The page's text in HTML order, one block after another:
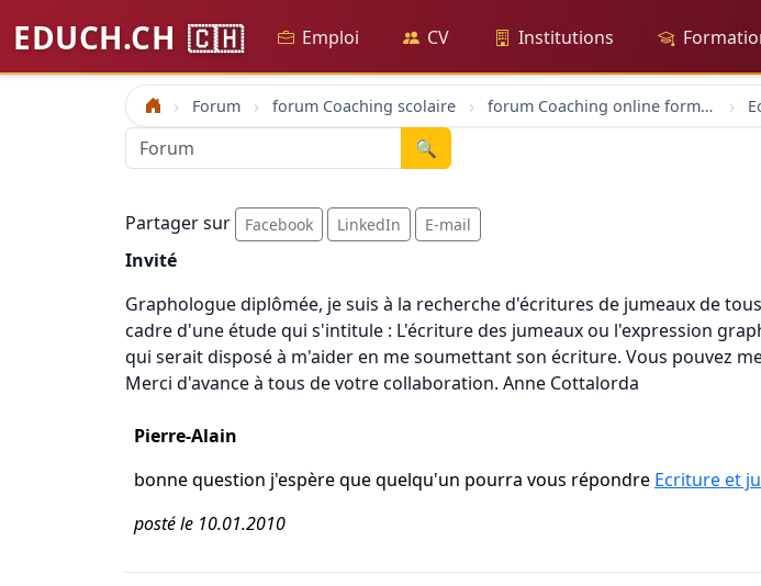
EDUCH.CH 🇨🇭 Emploi CV Institutions
Accueil Forum forum Coaching scolaire forum Coaching online formation professionelle emploi education
🔍
Partager sur Facebook LinkedIn E-mail
Invité
Graphologue diplômée, je suis à la recherche d'écritures de jumeaux de
cadre d'une étude qui s'intitule : L'écriture des jumeaux ou l'expression
qui serait disposé à m'aider en me soumettant son écriture. Vous pouvez
Merci d'avance à tous de votre collaboration. Anne Cottalorda
Pierre-Alain
bonne question j'espère que quelqu'un pourra vous répondre Ecriture et
posté le 10.01.2010